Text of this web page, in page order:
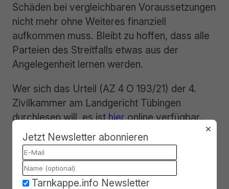
Schäden bei vergleichbaren Voraussetzungen
nicht mehr ohne Weiteres finanziell
aufkommen muss. Bleibt zu hoffen, dass alle
Parteien des Streitfalls etwas aus der
Angelegenheit lernen werden.
Wer sich das Urteil (AZ 4 O 193/21) der 4.
Zivilkammer am Landgericht Tübingen
durchlesen will, es isthieronline verfügbar.
5 Kommentare lesen
Mehr zu dem Thema
×
Jetzt Newsletter abonnieren
Tarnkappe.info Newsletter